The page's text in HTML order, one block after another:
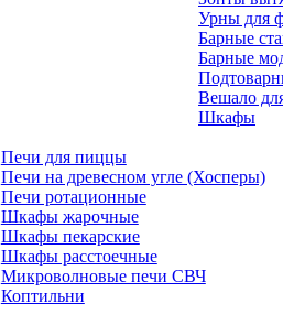
Урны для
Барные
Барные
Вешало
Шкафы
Печи для пиццы
Печи на древесном угле (Хосперы)
Печи ротационные
Шкафы жарочные
Шкафы пекарские
Шкафы расстоечные
Микроволновые печи СВЧ
Коптильни